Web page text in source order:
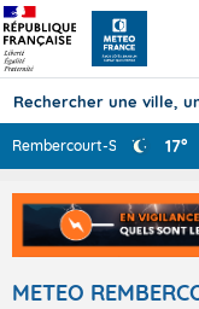
Rembercourt-Som... 17°
METEO